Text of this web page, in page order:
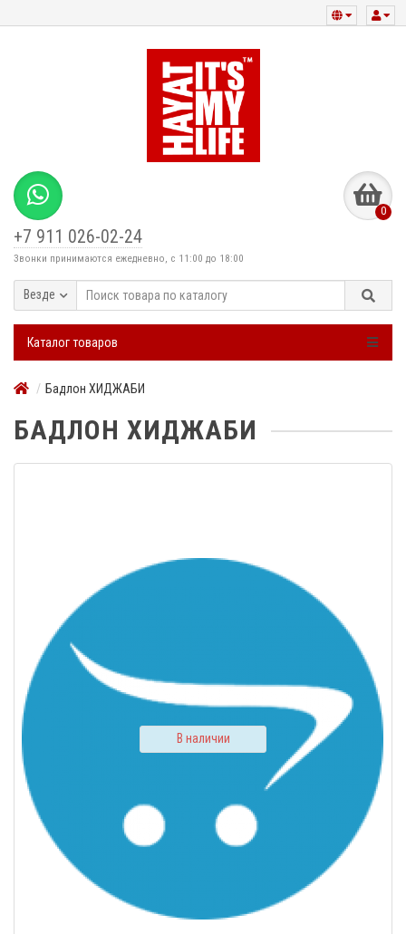
+7 911 026-02-24
Звонки принимаются ежедневно, с 11:00 до 18:00
0
Везде
Каталог товаров
Бадлон ХИДЖАБИ
БАДЛОН ХИДЖАБИ
В наличии